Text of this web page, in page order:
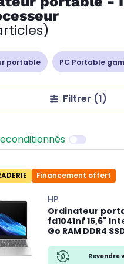
portable PC Portable
Filtrer (1)
Financement offert
HP
Ordinateur
fd1041nf 15,6"
Go RAM DDR4
Revendre